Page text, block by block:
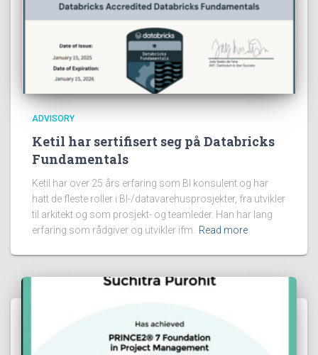
ADVISORY
Ketil har sertifisert seg på Databricks
Fundamentals
Ketil har over 25 års erfaring som BI konsulent og har
hatt de fleste roller i BI-/datavarehusprosjekter, fra utvikler
til arkitekt og som prosjekt- og teamleder. Han har lang
erfaring som rådgiver og utvikler ifm.
Read more